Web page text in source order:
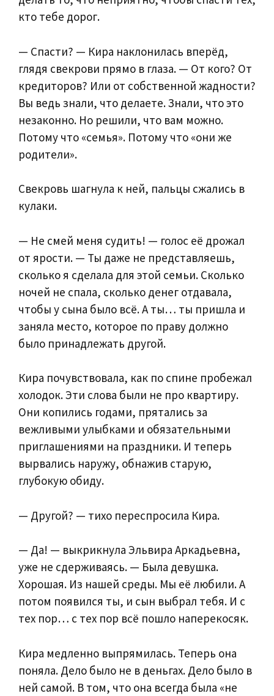
кто тебе дорог.
— Спасти? — Кира наклонилась вперёд,
глядя свекрови прямо в глаза. — От кого? От
кредиторов? Или от собственной жадности?
Вы ведь знали, что делаете. Знали, что это
незаконно. Но решили, что вам можно.
Потому что «семья». Потому что «они же
родители».
Свекровь шагнула к ней, пальцы сжались в
кулаки.
— Не смей меня судить! — голос её дрожал
от ярости. — Ты даже не представляешь,
сколько я сделала для этой семьи. Сколько
ночей не спала, сколько денег отдавала,
чтобы у сына было всё. А ты… ты пришла и
заняла место, которое по праву должно
было принадлежать другой.
Кира почувствовала, как по спине пробежал
холодок. Эти слова были не про квартиру.
Они копились годами, прятались за
вежливыми улыбками и обязательными
приглашениями на праздники. И теперь
вырвались наружу, обнажив старую,
глубокую обиду.
— Другой? — тихо переспросила Кира.
— Да! — выкрикнула Эльвира Аркадьевна,
уже не сдерживаясь. — Была девушка.
Хорошая. Из нашей среды. Мы её любили. А
потом появился ты, и сын выбрал тебя. И с
тех пор… с тех пор всё пошло наперекосяк.
Кира медленно выпрямилась. Теперь она
поняла. Дело было не в деньгах. Дело было в
ней самой. В том, что она всегда была «не